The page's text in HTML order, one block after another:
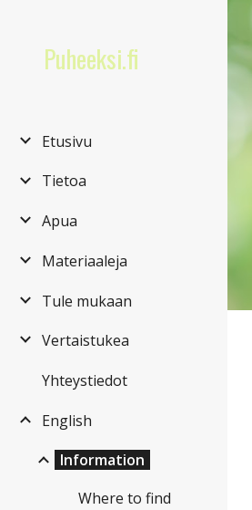
Puheeksi.fi
Etusivu
Tietoa
Apua
Materiaaleja
Tule mukaan
Vertaistukea
Yhteystiedot
English
Information
Where to find